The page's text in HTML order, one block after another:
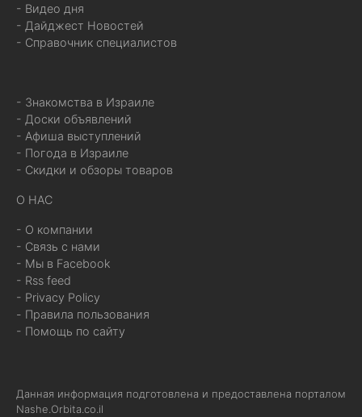
- Видео дня
- Дайджест Новостей
- Справочник специалистов
- Знакомства в Израиле
- Доски объявлений
- Афиша выступлений
- Погода в Израиле
- Скидки и обзоры товаров
О НАС
- О компании
- Связь с нами
- Мы в Facebook
- Rss feed
- Privacy Policy
- Правила пользования
- Помощь по сайту
Данная информация подготовлена и предоставлена порталом
Nashe.Orbita.co.il